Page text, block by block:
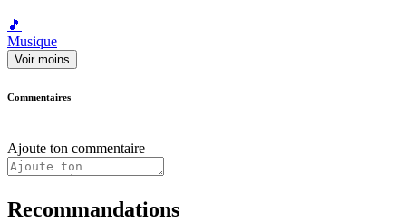
🎵
Musique
Voir moins
Commentaires
Ajoute ton commentaire
Recommandations